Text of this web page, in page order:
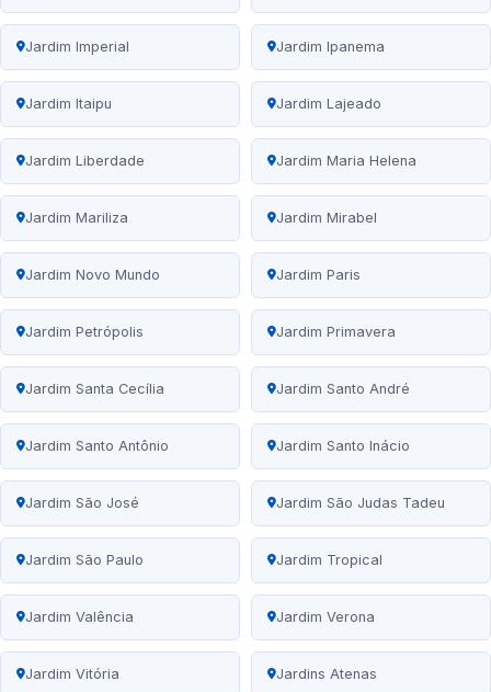
Jardim Imperial Jardim Ipanema
Jardim Itaipu Jardim Lajeado
Jardim Liberdade Jardim Maria Helena
Jardim Mariliza Jardim Mirabel
Jardim Novo Mundo Jardim Paris
Jardim Petrópolis Jardim Primavera
Jardim Santa Cecília Jardim Santo André
Jardim Santo Antônio Jardim Santo Inácio
Jardim São José Jardim São Judas Tadeu
Jardim São Paulo Jardim Tropical
Jardim Valência Jardim Verona
Jardim Vitória Jardins Atenas